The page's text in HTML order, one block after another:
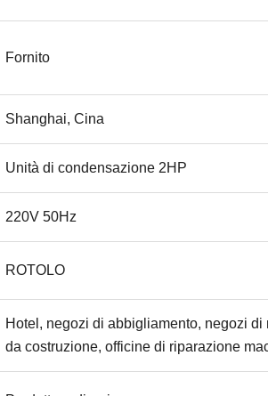
Fornito
Shanghai, Cina
Unità di condensazione 2HP
220V 50Hz
ROTOLO
Hotel, negozi di abbigliamento, negozi di
da costruzione, officine di riparazione